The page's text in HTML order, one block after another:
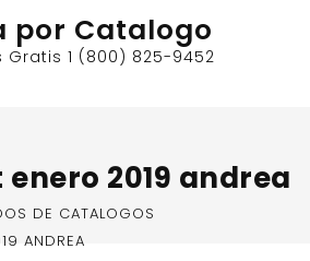
por Catalogo
Gratis 1 (800) 825-9452
2019 andrea
DE CATALOGOS
ANDREA